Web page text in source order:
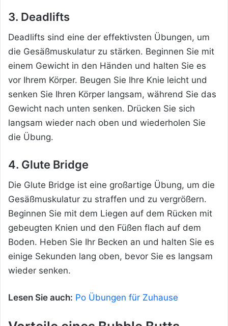
3. Deadlifts
Deadlifts sind eine der effektivsten Übungen, um
die Gesäßmuskulatur zu stärken. Beginnen Sie mit
einem Gewicht in den Händen und halten Sie es
vor Ihrem Körper. Beugen Sie Ihre Knie leicht und
senken Sie Ihren Körper langsam, während Sie das
Gewicht nach unten senken. Drücken Sie sich
langsam wieder nach oben und wiederholen Sie
die Übung.
4. Glute Bridge
Die Glute Bridge ist eine großartige Übung, um die
Gesäßmuskulatur zu straffen und zu vergrößern.
Beginnen Sie mit dem Liegen auf dem Rücken mit
gebeugten Knien und den Füßen flach auf dem
Boden. Heben Sie Ihr Becken an und halten Sie es
einige Sekunden lang oben, bevor Sie es langsam
wieder senken.
Lesen Sie auch: Po Übungen für Zuhause